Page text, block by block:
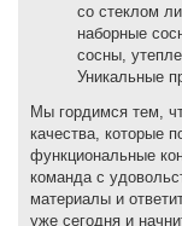
со стеклом
наборные
сосны,
Уникальные
Мы гордимся тем,
качества, которые
функциональные
команда с
материалы и
уже сегодня и